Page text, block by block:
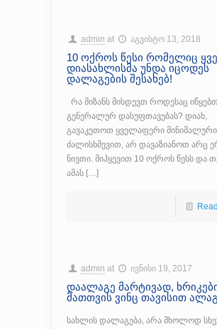
admin at აგვისტო 13, 2018
10 ოქროს წესი რომელიც
დიასახლისმა უნდა იცოდეს
დალაგების შესახებ!
რა მიზანს მისდევთ როდესაც
გენერალურ დასუფთავებას? დიახ,
გავაკეთოთ ყველაფერი მინიმალური
ძალისხმევით, არ დავაზიანოთ არც
ნივთი. მიჰყევით 10 ოქროს წესს და
ამას […]
admin at ივნისი 19, 2017
დაალაგე მარტივად,
მათთვის ვინც თავისით
სახლის დალაგება, არა მხოლოდ